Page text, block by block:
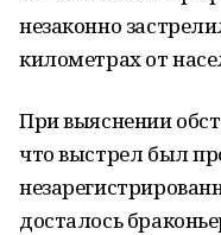
незаконно
километрах от
При выяснении
что выстрел был
досталось